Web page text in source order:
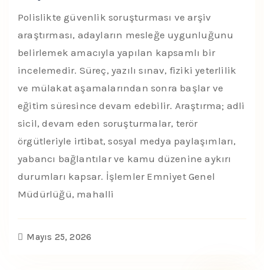
Polislikte güvenlik soruşturması ve arşiv
araştırması, adayların mesleğe uygunluğunu
belirlemek amacıyla yapılan kapsamlı bir
incelemedir. Süreç, yazılı sınav, fiziki yeterlilik
ve mülakat aşamalarından sonra başlar ve
eğitim süresince devam edebilir. Araştırma; adli
sicil, devam eden soruşturmalar, terör
örgütleriyle irtibat, sosyal medya paylaşımları,
yabancı bağlantılar ve kamu düzenine aykırı
durumları kapsar. İşlemler Emniyet Genel
Müdürlüğü, mahalli
Mayıs 25, 2026